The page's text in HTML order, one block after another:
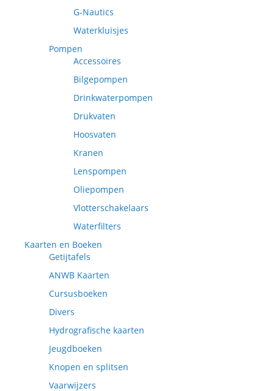
G-Nautics
Waterkluisjes
Pompen
Accessoires
Bilgepompen
Drinkwaterpompen
Drukvaten
Hoosvaten
Kranen
Lenspompen
Oliepompen
Vlotterschakelaars
Waterfilters
Kaarten en Boeken
Getijtafels
ANWB Kaarten
Cursusboeken
Divers
Hydrografische kaarten
Jeugdboeken
Knopen en splitsen
Vaarwijzers